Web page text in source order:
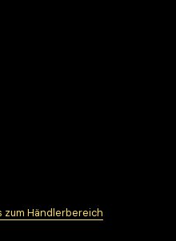
zum Händlerbereich